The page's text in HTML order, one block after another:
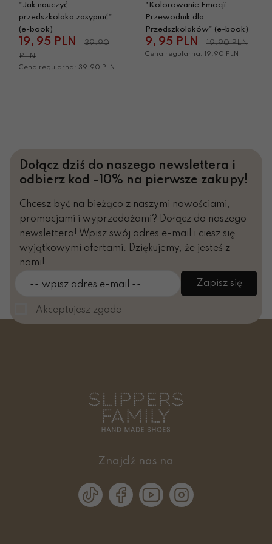
co robić, gdy rodzic nie ma siły –
zmęczenie, złość i poczucie winy
Każdy rozdział zawiera:
✔ krótkie wyjaśnienie
spokojnie i świadomie
✔ dla rodziców dzieci wrażliwych, nieśmiałych
lub emocjonalnych
✔ dla tych, którzy chcą budować pewność
siebie bez krzyku i zawstydzania
Format:PDF (66 stron)
Dostęp:
Możliwość druku:
tak
Fragment poradnika:
Kiedy mówimy „pewność siebie”, większość
dorosłych ma przed oczami obraz dziecka,
nie boi się wystąpień,
"Jak nauczyć
przedszkolaka zasypiać"
(e-book)
19, 95 PLN
39.90
PLN
Cena regularna: 39.90 PLN
"Kolorowanie Emocji –
Przewodnik dla
Przedszkolaków" (e-book)
9, 95 PLN 19.90 PLN
Cena regularna: 19.90 PLN
Dołącz dziś do naszego newslettera i
odbierz kod -10% na pierwsze zakupy!
Chcesz być na bieżąco z naszymi nowościami,
promocjami i wyprzedażami? Dołącz do naszego
newslettera! Wpisz swój adres e-mail i ciesz się
wyjątkowymi ofertami. Dziękujemy, że jesteś z
nami!
-- wpisz adres e-mail -- Zapisz się
Akceptujesz zgode
Znajdź nas na